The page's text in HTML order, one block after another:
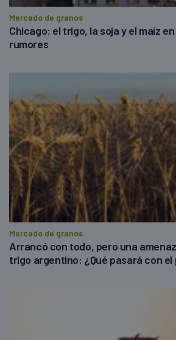
Mercado de granos
Chicago: el trigo, la soja y el maíz
rumores
Mercado de granos
Arrancó con todo, pero una
trigo argentino: ¿Qué pasará con el